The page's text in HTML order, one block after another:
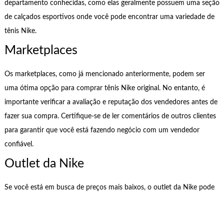
departamento conhecidas, como elas geralmente possuem uma seção
de calçados esportivos onde você pode encontrar uma variedade de
tênis Nike.
Marketplaces
Os marketplaces, como já mencionado anteriormente, podem ser
uma ótima opção para comprar tênis Nike original. No entanto, é
importante verificar a avaliação e reputação dos vendedores antes de
fazer sua compra. Certifique-se de ler comentários de outros clientes
para garantir que você está fazendo negócio com um vendedor
confiável.
Outlet da Nike
Se você está em busca de preços mais baixos, o outlet da Nike pode